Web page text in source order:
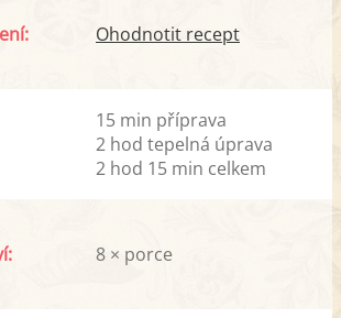
Ohodnotit recept
15 min příprava
2 hod tepelná úprava
2 hod 15 min celkem
8 × porce